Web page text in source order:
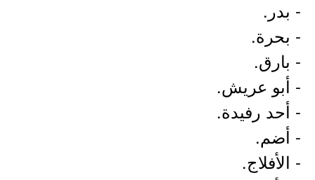
- بدر.
- بحرة.
- بارق.
- أبو عريش.
- أحد رفيدة.
- أضم.
- الأفلاج.